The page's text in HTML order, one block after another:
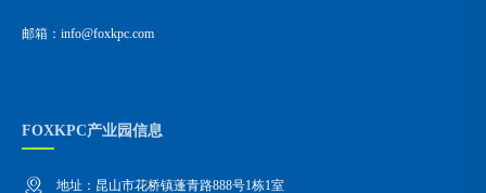
邮箱：info@foxkpc.com
FOXKPC产业园信息
地址：昆山市花桥镇蓬青路888号1栋1室